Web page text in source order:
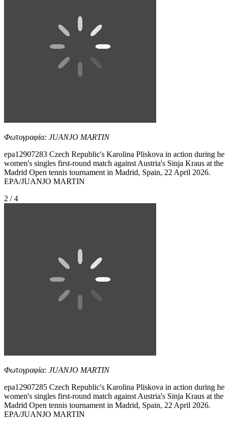
Φωτογραφία: JUANJO MARTIN
epa12907283 Czech Republic's Karolina Pliskova in action during
women's singles first-round match against Austria's Sinja Kraus at the
Madrid Open tennis tournament in Madrid, Spain, 22 April 2026.
EPA/JUANJO MARTIN
2 / 4
Φωτογραφία: JUANJO MARTIN
epa12907285 Czech Republic's Karolina Pliskova in action during
women's singles first-round match against Austria's Sinja Kraus at the
Madrid Open tennis tournament in Madrid, Spain, 22 April 2026.
EPA/JUANJO MARTIN